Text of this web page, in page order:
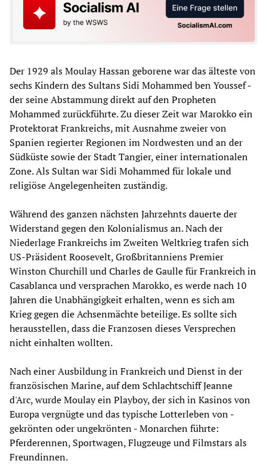
Der 1929 als Moulay Hassan geborene war das älteste von
sechs Kindern des Sultans Sidi Mohammed ben Youssef -
der seine Abstammung direkt auf den Propheten
Mohammed zurückführte. Zu dieser Zeit war Marokko ein
Protektorat Frankreichs, mit Ausnahme zweier von
Spanien regierter Regionen im Nordwesten und an der
Südküste sowie der Stadt Tangier, einer internationalen
Zone. Als Sultan war Sidi Mohammed für lokale und
religiöse Angelegenheiten zuständig.
Während des ganzen nächsten Jahrzehnts dauerte der
Widerstand gegen den Kolonialismus an. Nach der
Niederlage Frankreichs im Zweiten Weltkrieg trafen sich
US-Präsident Roosevelt, Großbritanniens Premier
Winston Churchill und Charles de Gaulle für Frankreich in
Casablanca und versprachen Marokko, es werde nach 10
Jahren die Unabhängigkeit erhalten, wenn es sich am
Krieg gegen die Achsenmächte beteilige. Es sollte sich
herausstellen, dass die Franzosen dieses Versprechen
nicht einhalten wollten.
Nach einer Ausbildung in Frankreich und Dienst in der
französischen Marine, auf dem Schlachtschiff Jeanne
d'Arc, wurde Moulay ein Playboy, der sich in Kasinos von
Europa vergnügte und das typische Lotterleben von -
gekrönten oder ungekrönten - Monarchen führte:
Pferderennen, Sportwagen, Flugzeuge und Filmstars als
Freundinnen.